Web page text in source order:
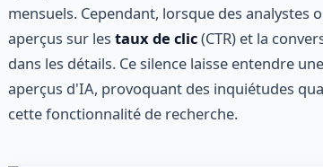
mensuels. Cependant, lorsque des analystes
aperçus sur les taux de clic(CTR) et la
dans les détails. Ce silence laisse entendre
aperçus d'IA, provoquant des inquiétudes
cette fonctionnalité de recherche.